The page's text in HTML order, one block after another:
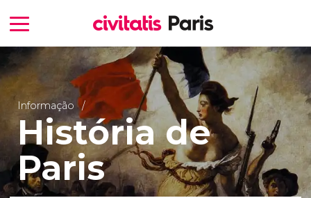
Informação
História de
Paris